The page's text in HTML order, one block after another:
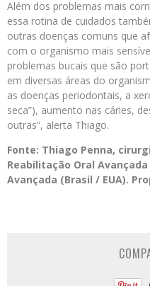
Além dos problemas mais
essa rotina de cuidados
outras doenças comuns que
com o organismo mais
problemas bucais que são
em diversas áreas do
as doenças periodontais, a
seca”), aumento nas cáries,
outras”, alerta Thiago.
Fonte: Thiago Penna,
Reabilitação Oral
Avançada (Brasil / EUA).